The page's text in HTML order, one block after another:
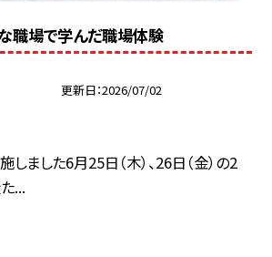
職場で学んだ職場体験
更新日 2026/07/02
ました6月25日（木）、26日（金）の2
...